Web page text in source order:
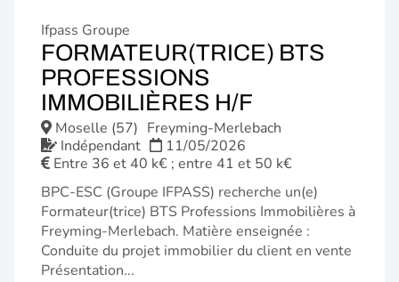
Ifpass Groupe
FORMATEUR(TRICE) BTS
PROFESSIONS
IMMOBILIÈRES H/F
FENÊTRE)
Moselle (57) Freyming-Merlebach
Indépendant
11/05/2026
Entre 36 et 40 k€ ; entre 41 et 50 k€
BPC-ESC (Groupe IFPASS) recherche un(e)
Formateur(trice) BTS Professions Immobilières à
Freyming-Merlebach. Matière enseignée :
Conduite du projet immobilier du client en vente
Présentation...